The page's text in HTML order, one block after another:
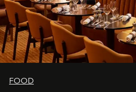
FOOD